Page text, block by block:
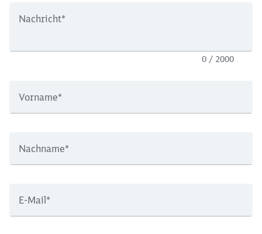
Nachricht*
0 / 2000
Vorname*
Nachname*
E-Mail*